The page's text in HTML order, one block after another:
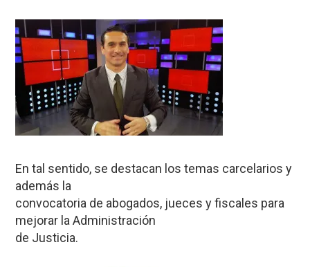
En tal sentido, se destacan los temas carcelarios y
además la
convocatoria de abogados, jueces y fiscales para
mejorar la Administración
de Justicia.